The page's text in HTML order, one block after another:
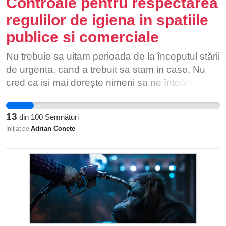
regulilor de igiena in spatiile
publice si comerciale
Nu trebuie sa uitam perioada de la începutul stării
de urgenta, cand a trebuit sa stam in case. Nu
cred ca isi mai dorește nimeni sa ne întoarcem
putem merge la mare sau la munte vara aceasta,
sa putem ieși in oras sau la o plimbare. Iar ca
aceste lucruri sa fie posibile si sa nu ne
respecta niste minime si simple reguli de igiena si
protecție in public. Numai ca dupa cum probabil
ati văzut si voi, foarte multe persoane nu le
respecta, in special purtarea măștii: casieri,
vânzătoarele de la mezeluri sau cei ce prepara
13 din 100 Semnături
Inițiat de Adrian Conete